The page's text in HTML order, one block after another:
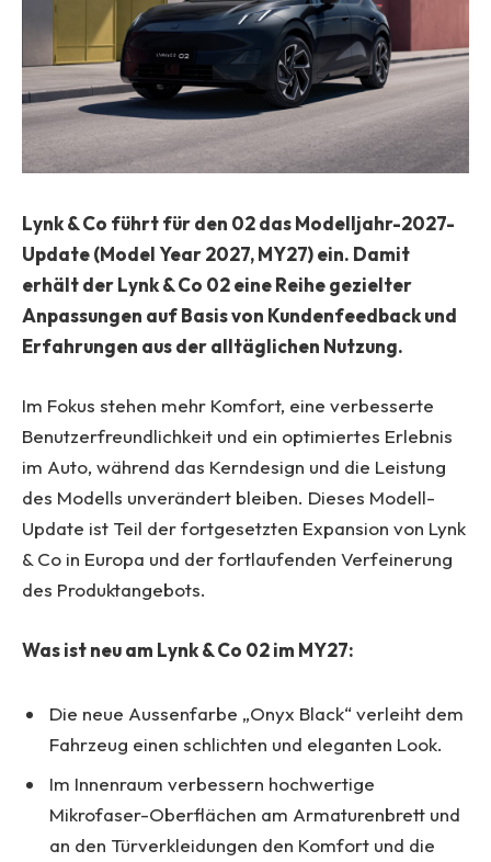
Lynk & Co führt für den 02 das Modelljahr-2027-
Update (Model Year 2027, MY27) ein. Damit
erhält der Lynk & Co 02 eine Reihe gezielter
Anpassungen auf Basis von Kundenfeedback und
Erfahrungen aus der alltäglichen Nutzung.
Im Fokus stehen mehr Komfort, eine verbesserte
Benutzerfreundlichkeit und ein optimiertes Erlebnis
im Auto, während das Kerndesign und die Leistung
des Modells unverändert bleiben. Dieses Modell-
Update ist Teil der fortgesetzten Expansion von Lynk
& Co in Europa und der fortlaufenden Verfeinerung
des Produktangebots.
Was ist neu am Lynk & Co 02 im MY27:
Die neue Aussenfarbe „Onyx Black“ verleiht dem
Fahrzeug einen schlichten und eleganten Look.
Im Innenraum verbessern hochwertige
Mikrofaser-Oberflächen am Armaturenbrett und
an den Türverkleidungen den Komfort und die